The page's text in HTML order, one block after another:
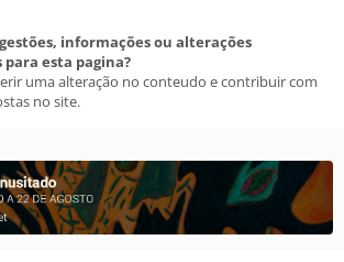
informações ou alterações
esta pagina?
uma alteração no conteudo e contribuir com
no site.